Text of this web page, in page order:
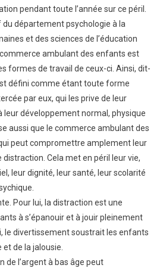
pendant toute l’année sur ce péril.
département psychologie à la
et des sciences de l’éducation
commerce ambulant des enfants est
formes de travail de ceux-ci. Ainsi, dit-
défini comme étant toute forme
par eux, qui les prive de leur
développement normal, physique
aussi que le commerce ambulant des
peut compromettre amplement leur
Cela met en péril leur vie,
leur dignité, leur santé, leur scolarité
Pour lui, la distraction est une
à s’épanouir et à jouir pleinement
le divertissement soustrait les enfants
et de la jalousie.
de l’argent à bas âge peut